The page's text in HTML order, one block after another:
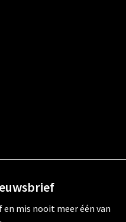
mis nooit meer één van